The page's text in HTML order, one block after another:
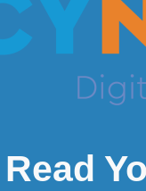
Read